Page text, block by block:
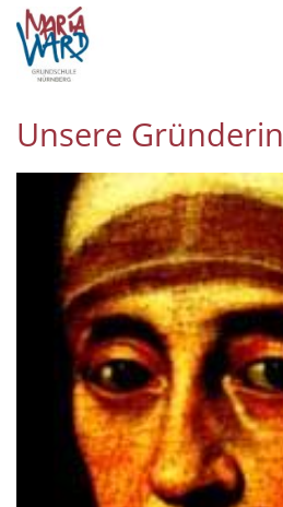
Zum Inhalt springen
Unsere Gründerin